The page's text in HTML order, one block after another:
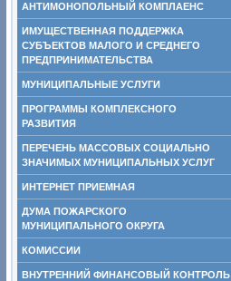
АНТИМОНОПОЛЬНЫЙ КОМПЛАЕНС
ИМУЩЕСТВЕННАЯ ПОДДЕРЖКА
СУБЪЕКТОВ МАЛОГО И СРЕДНЕГО
ПРЕДПРИНИМАТЕЛЬСТВА
МУНИЦИПАЛЬНЫЕ УСЛУГИ
ПРОГРАММЫ КОМПЛЕКСНОГО
РАЗВИТИЯ
ПЕРЕЧЕНЬ МАССОВЫХ СОЦИАЛЬНО
ЗНАЧИМЫХ МУНИЦИПАЛЬНЫХ УСЛУГ
ИНТЕРНЕТ ПРИЕМНАЯ
ДУМА ПОЖАРСКОГО
МУНИЦИПАЛЬНОГО ОКРУГА
КОМИССИИ
ВНУТРЕННИЙ ФИНАНСОВЫЙ КОНТРОЛЬ